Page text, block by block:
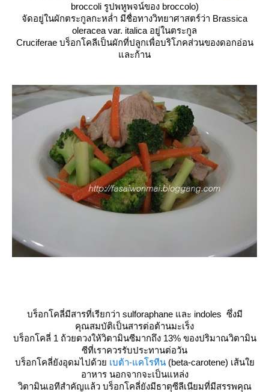
broccoliรูปพหูพจน์ของ broccolo)
จัดอยู่ในผักตระกูลกะหล่ำ มีชื่อทางวิทยาศาสตร์ว่า Brassica
oleracea var. italica อยู่ในตระกูล
Cruciferae บร็อกโคลีเป็นผักที่ปลูกเพื่อบริโภคส่วนของดอกอ่อน
ละก้าน
บร็อกโคลี่มีสารที่เรียกว่า sulforaphane และ indoles ซึ่งมี
คุณสมบัติเป็นสารต่อต้านมะเร็ง
บร็อกโคลี่ 1 ถ้วยตวงให้วิตามินซีมากถึง 13% ของปริมาณวิตามิน
ซีที่เราควรรับประทานต่อวัน
บร็อกโคลี่ยังอุดมไปด้ว เบต้า-แคโรทีน(beta-carotene) เส้น
อาหาร นอกจากจะเป็นแหล่ง
วิตามินเอทีสำคัญแล้ว บร็อกโคลี่ยังมีธาตุซีลีเนียมที่มีสรรพคุณ